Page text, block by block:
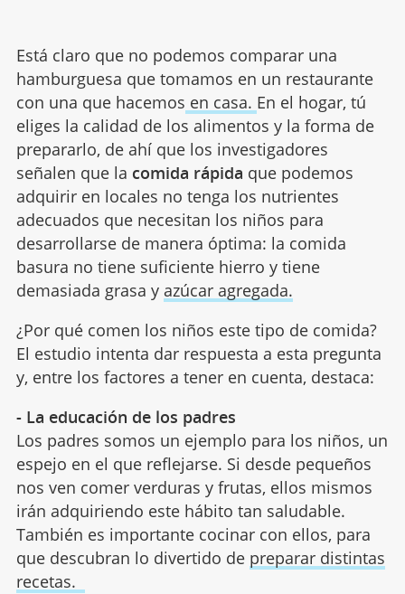
Está claro que no podemos comparar una
hamburguesa que tomamos en un restaurante
con una que hacemos en casa. En el hogar, tú
eliges la calidad de los alimentos y la forma de
prepararlo, de ahí que los investigadores
señalen que la comida rápida que podemos
adquirir en locales no tenga los nutrientes
adecuados que necesitan los niños para
desarrollarse de manera óptima: la comida
basura no tiene suficiente hierro y tiene
demasiada grasa y azúcar agregada.
¿Por qué comen los niños este tipo de comida?
El estudio intenta dar respuesta a esta pregunta
y, entre los factores a tener en cuenta, destaca:
- La educación de los padres
Los padres somos un ejemplo para los niños, un
espejo en el que reflejarse. Si desde pequeños
nos ven comer verduras y frutas, ellos mismos
irán adquiriendo este hábito tan saludable.
También es importante cocinar con ellos, para
que descubran lo divertido de preparar distintas
recetas.